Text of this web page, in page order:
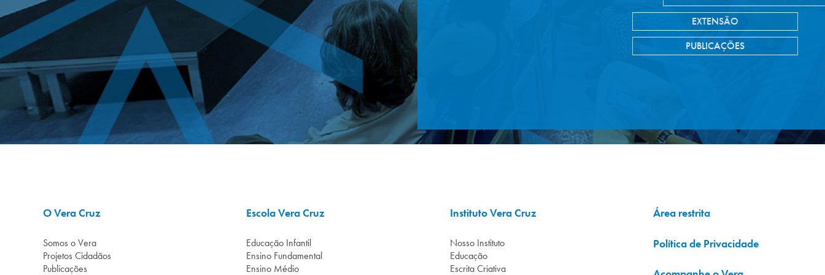
EXTENSÃO
PUBLICAÇÕES
O Vera Cruz
Somos o Vera
Projetos Cidadãos
Publicações
Escola Vera Cruz
Educação Infantil
Ensino Fundamental
Ensino Médio
Instituto Vera Cruz
Nosso Instituto
Educação
Escrita Criativa
Área restrita
Política de Privacidade